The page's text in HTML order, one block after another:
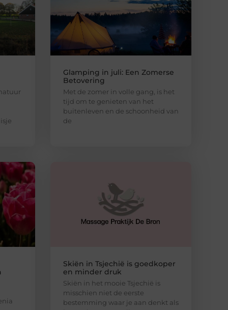
Glamping in juli: Een Zomerse
Betovering
Met de zomer in volle gang, is het
tijd om te genieten van het
buitenleven en de schoonheid van
de
Skiën in Tsjechië is goedkoper
en minder druk
Skiën in het mooie Tsjechië is
misschien niet de eerste
bestemming waar je aan denkt als